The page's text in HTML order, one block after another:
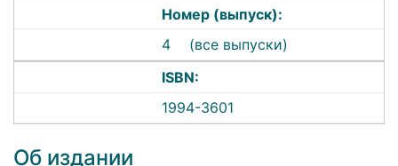
Номер (выпуск):
4
(все выпуски)
ISBN:
1994-3601
Об издании